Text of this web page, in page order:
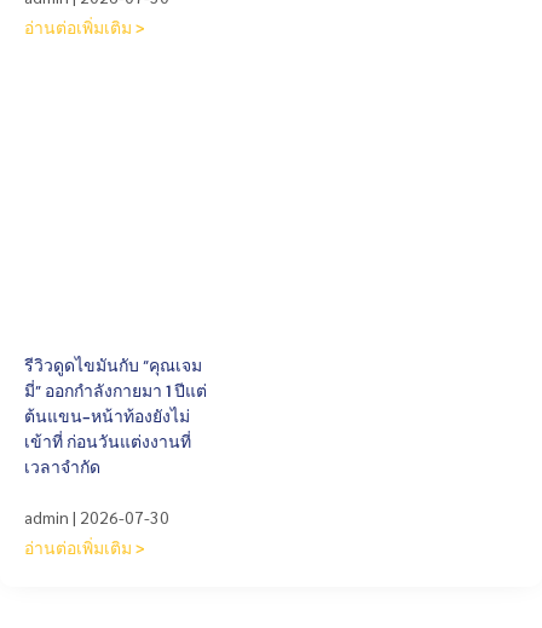
อ่านต่อเพิ่มเติม >
รีวิวดูดไขมันกับ “คุณเจม
มี่” ออกกำลังกายมา 1 ปีแต่
ต้นแขน-หน้าท้องยังไม่
เข้าที่ ก่อนวันแต่งงานที่
เวลาจำกัด
admin 2026-07-30
อ่านต่อเพิ่มเติม >